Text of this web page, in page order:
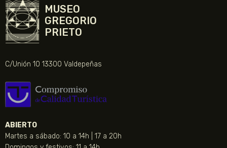
MUSEO
GREGORIO
PRIETO
C/Unión 10 13300 Valdepeñas
ABIERTO
Martes a sábado: 10 a 14h | 17 a 20h